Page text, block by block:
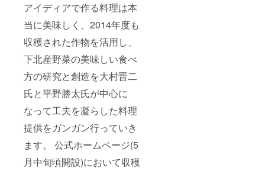
アイディアで作る料理は本
当に美味しく、2014年度も
収穫された作物を活用し、
下北産野菜の美味しい食べ
方の研究と創造を大村晋二
氏と平野勝太氏が中心に
なって工夫を凝らした料理
提供をガンガン行っていき
ます。 公式ホームページ(5
月中旬頃開設)において収穫